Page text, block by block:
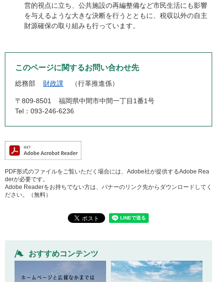
営的視点に立ち、公共施設の再編整備など市民生活にも影響
を与えるような大きな決断を行うとともに、税収以外の自主
財源確保の取り組みも行っています。
このページに関するお問い合わせ先
総務部 財政課 行革推進係
〒809-8501
福岡県中間市中間一丁目1番1号
Tel：093-246-6236
PDF形式のファイルをご覧いただく場合には、Adobe社が提供するAdobe Rea
derが必要です。
Adobe Readerをお持ちでない方は、バナーのリンク先からダウンロードしてく
ださい。（無料）
おすすめコンテンツ